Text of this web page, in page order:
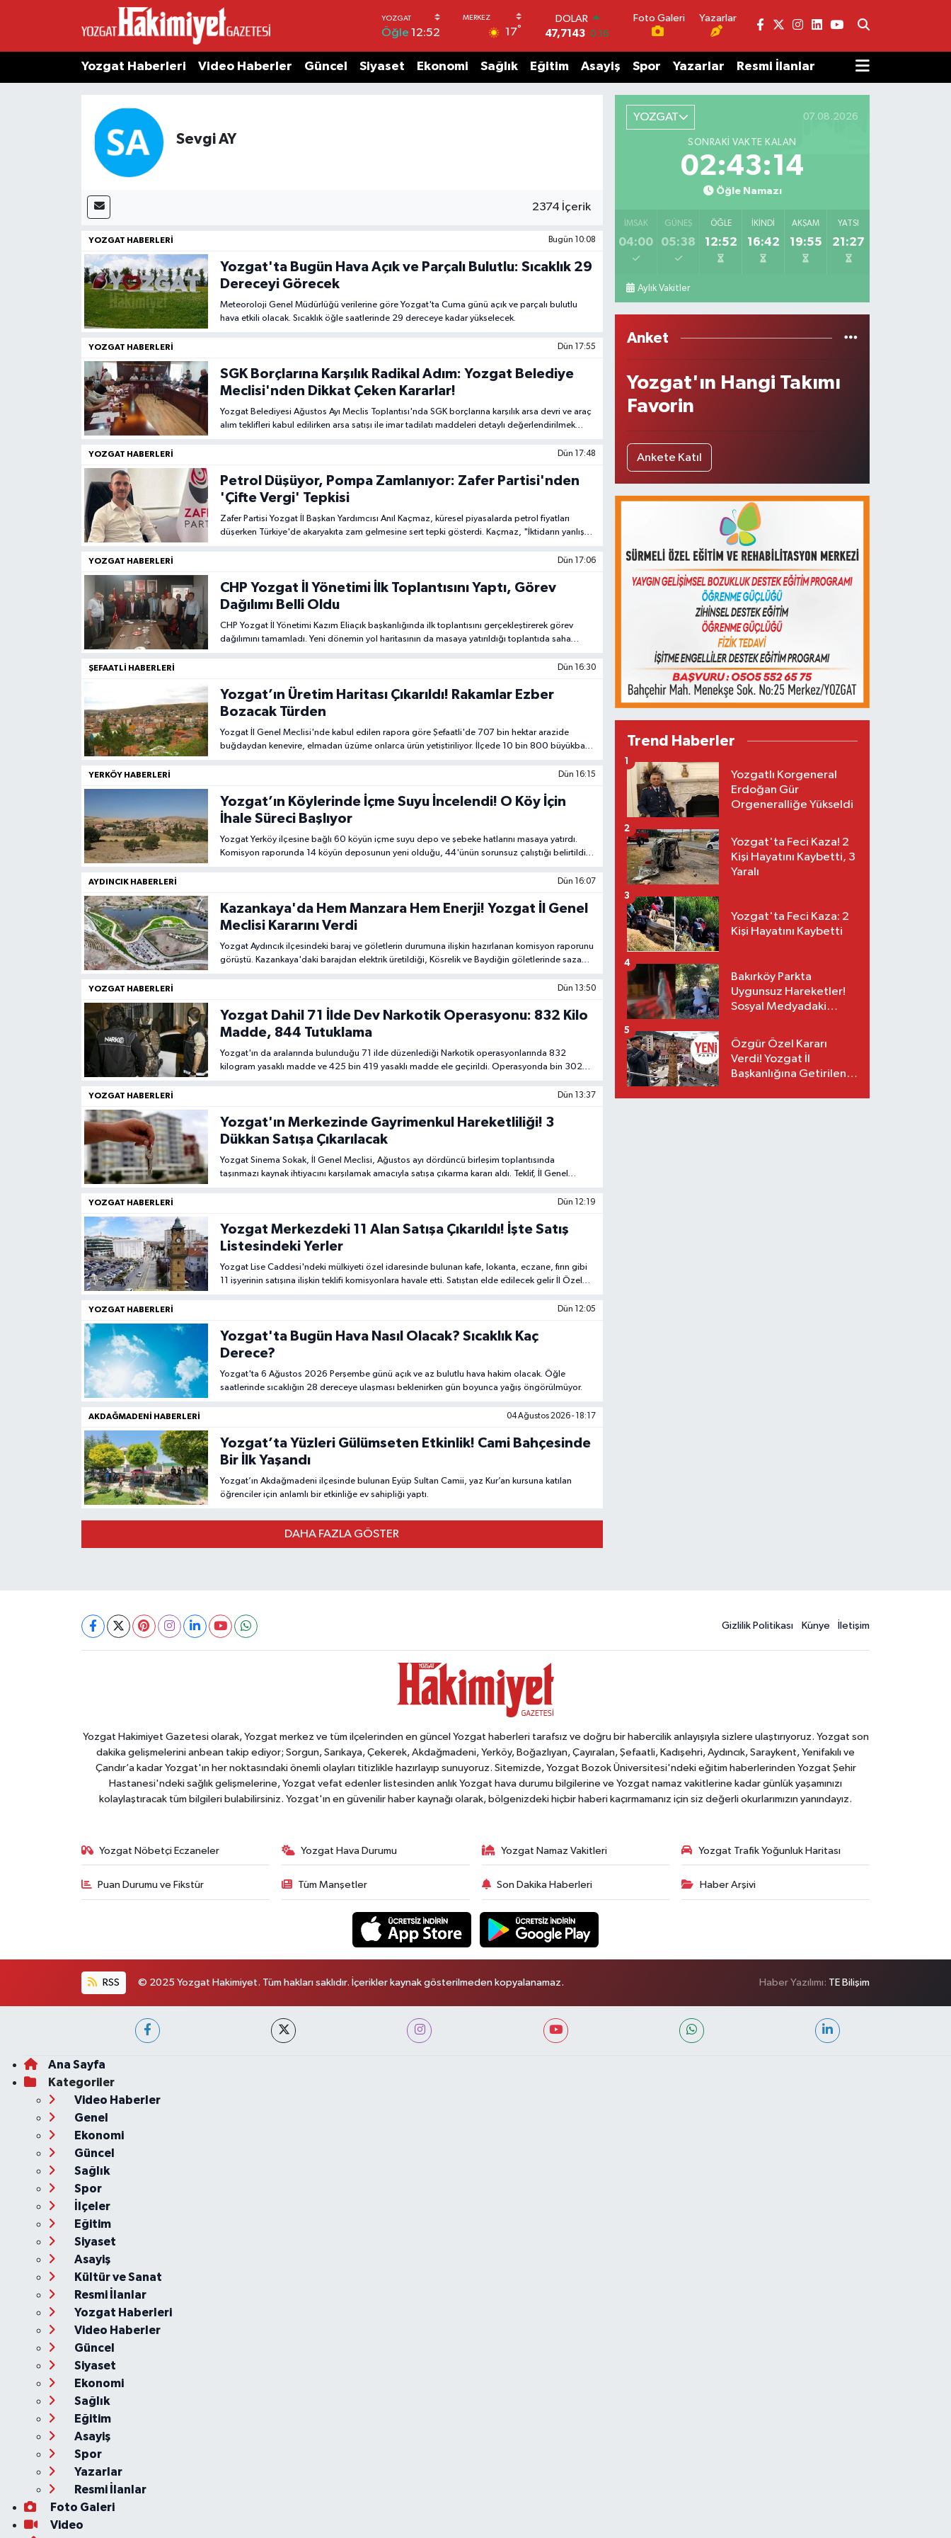
Öğle 12:52 17°
DOLAR
47,7143 0.16
55,0317
-0.02
Foto Galeri Yazarlar
Yozgat Haberleri Video Haberler Güncel Siyaset Ekonomi Sağlık Eğitim Asayiş Spor Yazarlar Resmi İlanlar
Sevgi AY
2374 İçerik
YOZGAT HABERLERI Bugün 10:08
Yozgat'ta Bugün Hava Açık ve Parçalı Bulutlu: Sıcaklık 29
Dereceyi Görecek
Meteoroloji Genel Müdürlüğü verilerine göre Yozgat'ta Cuma günü açık ve parçalı bulutlu
hava etkili olacak. Sıcaklık öğle saatlerinde 29 dereceye kadar yükselecek.
YOZGAT HABERLERI Dün 17:55
SGK Borçlarına Karşılık Radikal Adım: Yozgat Belediye
Meclisi'nden Dikkat Çeken Kararlar!
Yozgat Belediyesi Ağustos Ayı Meclis Toplantısı'nda SGK borçlarına karşılık arsa devri ve araç
alım teklifleri kabul edilirken arsa satışı ile imar tadilatı maddeleri detaylı değerlendirilmek
YOZGAT HABERLERI Dün 17:48
Petrol Düşüyor, Pompa Zamlanıyor: Zafer Partisi'nden
'Çifte Vergi' Tepkisi
Zafer Partisi Yozgat İl Başkan Yardımcısı Anıl Kaçmaz, küresel piyasalarda petrol fiyatları
düşerken Türkiye'de akaryakıta zam gelmesine sert tepki gösterdi. Kaçmaz, "İktidarın yanlış
YOZGAT HABERLERI Dün 17:06
CHP Yozgat İl Yönetimi İlk Toplantısını Yaptı, Görev
Dağılımı Belli Oldu
CHP Yozgat İl Yönetimi Kazım Eliaçık başkanlığında ilk toplantısını gerçekleştirerek görev
dağılımını tamamladı. Yeni dönemin yol haritasının da masaya yatırıldığı toplantıda saha
ŞEFAATLI HABERLERI Dün 16:30
Yozgat’ın Üretim Haritası Çıkarıldı! Rakamlar Ezber
Bozacak Türden
Yozgat İl Genel Meclisi'nde kabul edilen rapora göre Şefaatli'de 707 bin hektar arazide
buğdaydan kenevire, elmadan üzüme onlarca ürün yetiştiriliyor. İlçede 10 bin 800 büyükbaş,
YERKÖY HABERLERI Dün 16:15
Yozgat’ın Köylerinde İçme Suyu İncelendi! O Köy İçin
İhale Süreci Başlıyor
Yozgat Yerköy ilçesine bağlı 60 köyün içme suyu depo ve şebeke hatlarını masaya yatırdı.
Komisyon raporunda 14 köyün deposunun yeni olduğu, 44'ünün sorunsuz çalıştığı belirtildi.
AYDINCIK HABERLERI Dün 16:07
Kazankaya'da Hem Manzara Hem Enerji! Yozgat İl Genel
Meclisi Kararını Verdi
Yozgat Aydıncık ilçesindeki baraj ve göletlerin durumuna ilişkin hazırlanan komisyon raporunu
görüştü. Kazankaya'daki barajdan elektrik üretildiği, Kösrelik ve Baydiğin göletlerinde sazan
YOZGAT HABERLERI Dün 13:50
Yozgat Dahil 71 İlde Dev Narkotik Operasyonu: 832 Kilo
Madde, 844 Tutuklama
Yozgat'ın da aralarında bulunduğu 71 ilde düzenlediği Narkotik operasyonlarında 832
kilogram yasaklı madde ve 425 bin 419 yasaklı madde ele geçirildi. Operasyonda bin 302
YOZGAT HABERLERI Dün 13:37
Yozgat'ın Merkezinde Gayrimenkul Hareketliliği! 3
Dükkan Satışa Çıkarılacak
Yozgat Sinema Sokak, İl Genel Meclisi, Ağustos ayı dördüncü birleşim toplantısında
taşınmazı kaynak ihtiyacını karşılamak amacıyla satışa çıkarma kararı aldı. Teklif, İl Genel
YOZGAT HABERLERI Dün 12:19
Yozgat Merkezdeki 11 Alan Satışa Çıkarıldı! İşte Satış
Listesindeki Yerler
Yozgat Lise Caddesi'ndeki mülkiyeti özel idaresinde bulunan kafe, lokanta, eczane, fırın gibi
11 işyerinin satışına ilişkin teklifi komisyonlara havale etti. Satıştan elde edilecek gelir İl Özel
YOZGAT HABERLERI Dün 12:05
Yozgat'ta Bugün Hava Nasıl Olacak? Sıcaklık Kaç
Derece?
Yozgat'ta 6 Ağustos 2026 Perşembe günü açık ve az bulutlu hava hakim olacak. Öğle
saatlerinde sıcaklığın 28 dereceye ulaşması beklenirken gün boyunca yağış öngörülmüyor.
AKDAĞMADENI HABERLERI 04 Ağustos 2026 - 18:17
Yozgat’ta Yüzleri Gülümseten Etkinlik! Cami Bahçesinde
Bir İlk Yaşandı
Yozgat’ın Akdağmadeni ilçesinde bulunan Eyüp Sultan Camii, yaz Kur’an kursuna katılan
öğrenciler için anlamlı bir etkinliğe ev sahipliği yaptı.
DAHA FAZLA GÖSTER
YOZGAT 07.08.2026
SONRAKI VAKTE KALAN
02:43:14
Öğle Namazı
İMSAK
04:00
GÜNEŞ
05:38
ÖĞLE
12:52
İKINDI
16:42
AKŞAM
19:55
YATSI
21:27
Aylık Vakitler
Anket
Yozgat'ın Hangi Takımı
Favorin
Ankete Katıl
Trend Haberler
Yozgatlı Korgeneral
Erdoğan Gür
Orgeneralliğe Yükseldi
1
Yozgat'ta Feci Kaza! 2
Kişi Hayatını Kaybetti, 3
Yaralı
2
Yozgat'ta Feci Kaza: 2
Kişi Hayatını Kaybetti
3
Bakırköy Parkta
Uygunsuz Hareketler!
Sosyal Medyadaki
Gözaltı
4
Özgür Özel Kararı
Verdi! Yozgat İl
Başkanlığına Getirilen
5
Gizlilik Politikası Künye İletişim
Yozgat Hakimiyet Gazetesi olarak, Yozgat merkez ve tüm ilçelerinden en güncel Yozgat haberleri tarafsız ve doğru bir habercilik anlayışıyla sizlere ulaştırıyoruz. Yozgat son
dakika gelişmelerini anbean takip ediyor; Sorgun, Sarıkaya, Çekerek, Akdağmadeni, Yerköy, Boğazlıyan, Çayıralan, Şefaatli, Kadışehri, Aydıncık, Saraykent, Yenifakılı ve
Çandır’a kadar Yozgat'ın her noktasındaki önemli olayları titizlikle hazırlayıp sunuyoruz. Sitemizde, Yozgat Bozok Üniversitesi'ndeki eğitim haberlerinden Yozgat Şehir
Hastanesi'ndeki sağlık gelişmelerine, Yozgat vefat edenler listesinden anlık Yozgat hava durumu bilgilerine ve Yozgat namaz vakitlerine kadar günlük yaşamınızı
kolaylaştıracak tüm bilgileri bulabilirsiniz. Yozgat'ın en güvenilir haber kaynağı olarak, bölgenizdeki hiçbir haberi kaçırmamanız için siz değerli okurlarımızın yanındayız.
Yozgat Nöbetçi Eczaneler Yozgat Hava Durumu Yozgat Namaz Vakitleri Yozgat Trafik Yoğunluk Haritası
Puan Durumu ve Fikstür Tüm Manşetler Son Dakika Haberleri Haber Arşivi
RSS © 2025 Yozgat Hakimiyet. Tüm hakları saklıdır. İçerikler kaynak gösterilmeden kopyalanamaz. Haber Yazılımı: TE Bilişim
Ana Sayfa
Kategoriler
Video Haberler
Genel
Ekonomi
Güncel
Sağlık
Spor
İlçeler
Eğitim
Siyaset
Asayiş
Kültür ve Sanat
Resmi İlanlar
Yozgat Haberleri
Video Haberler
Güncel
Siyaset
Ekonomi
Sağlık
Eğitim
Asayiş
Spor
Yazarlar
Resmi İlanlar
Foto Galeri
Video